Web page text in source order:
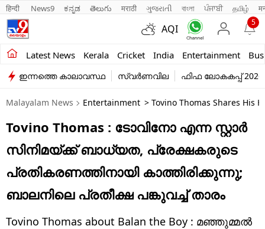
हिन्दी News9 ಕನ್ನಡ తెలుగు मराठी ગુજરાતી বাংলা ਪੰਜਾਬੀ தமிழ்
AQI
5
Latest News Kerala Cricket India Entertainment
Kerala
India
Entertainment
Business
Education
Lifestyle
ഇന്നത്തെ കാലാവസ്ഥ സ്വർണവില ഫിഫ ലോകകപ്പ് 2026
Malayalam News Entertainment > Tovino Thomas Shares His
Tovino Thomas : ടോവിനോ എന്ന സ്റ്റാര്‍
സിനിമയ്ക്ക് ബാധ്യത, പ്രേക്ഷകരുടെ
പ്രതികരണത്തിനായി കാത്തിരിക്കുന്നു;
ബാലനിലെ പ്രതീക്ഷ പങ്കുവച്ച് താരം
Tovino Thomas about Balan the Boy : മഞ്ഞുമ്മല്‍